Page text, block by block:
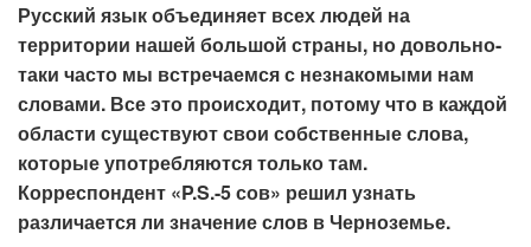
Русский язык объединяет всех людей на
территории нашей большой страны, но довольно-
таки часто мы встречаемся с незнакомыми нам
словами. Все это происходит, потому что в каждой
области существуют свои собственные слова,
которые употребляются только там.
Корреспондент «P.S.-5 сов» решил узнать
различается ли значение слов в Черноземье.